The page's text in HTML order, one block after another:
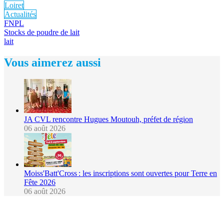
Loiret
Actualités
FNPL
Stocks de poudre de lait
lait
Vous aimerez aussi
JA CVL rencontre Hugues Moutouh, préfet de région
06 août 2026
Moiss'Batt'Cross : les inscriptions sont ouvertes pour Terre en
Fête 2026
06 août 2026